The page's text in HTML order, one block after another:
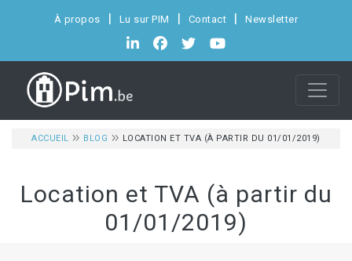
À propos Lu sur PIM Contact Newsletter
ACCUEIL BLOG LOCATION ET TVA (À PARTIR DU 01/01/2019)
Location et TVA (à partir du
01/01/2019)